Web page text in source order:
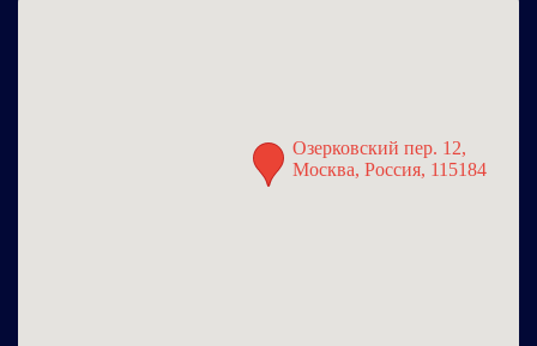
Озерковский пер. 12,
Москва, Россия, 115184